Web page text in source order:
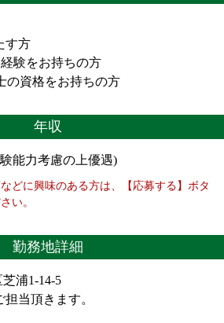
す方
験をお持ちの方
の資格をお持ちの方
年収
能力考慮の上優遇)
どに興味のある方は、【応募する】ボタ
い。
勤務地詳細
浦1-14-5
当頂きます。